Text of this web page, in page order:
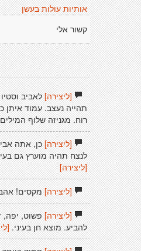
אותיות עולות בעשן
קשור אלי
[ליצירה]לאביב
תהייה נעצב. עמוד איתן
רוח. מגניזה שלוף
[ליצירה]כן, אתה
לנצח תהיה מוערץ גם
[ליצירה]
[ליצירה]מקסים!
[ליצירה]פשוט, יפה,
להביע. מוצא חן בעיני.